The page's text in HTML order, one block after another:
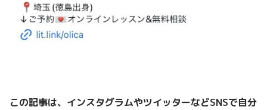
この記事は、インスタグラムやツイッターなどSNSで自分